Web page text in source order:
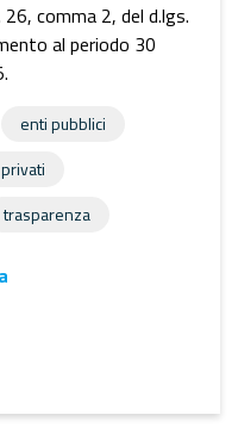
comma 2, del d.lgs.
al periodo 30
enti pubblici
privati
trasparenza